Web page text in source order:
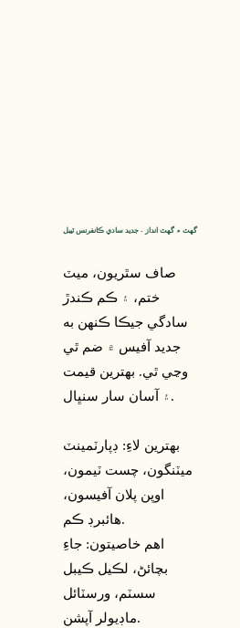
گھٽ ۾ گھٽ انداز - جديد سادي ڪانفرنس ٽيبل
صاف سٿريون، ميٽ
ختم، ۽ ڪم ڪندڙ
سادگي جيڪا ڪنهن به
جديد آفيس ۾ ضم ٿي
وڃي ٿي. بهترين قيمت
۽ آسان سار سنڀال.
بهترين لاءِ: ڊپارٽمينٽ
ميٽنگون، چست ٽيمون،
اوپن پلان آفيسون،
هائبرڊ ڪم.
اهم خاصيتون: جاءِ
بچائڻ، لڪيل ڪيبل
سسٽم، ورسٽائل
ماڊيولر آپشن.